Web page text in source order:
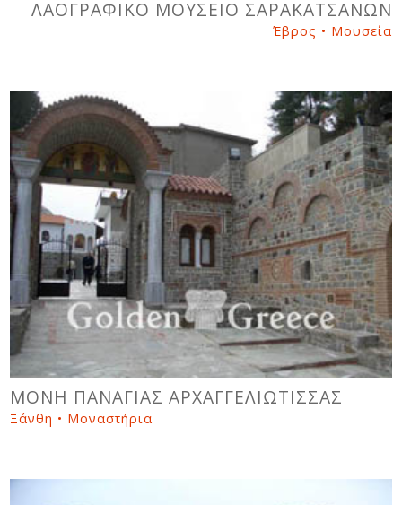
ΛΑΟΓΡΑΦΙΚΟ ΜΟΥΣΕΙΟ ΣΑΡΑΚΑΤΣΑΝΩΝ
Έβρος • Μουσεία
ΜΟΝΗ ΠΑΝΑΓΙΑΣ ΑΡΧΑΓΓΕΛΙΩΤΙΣΣΑΣ
Ξάνθη • Μοναστήρια